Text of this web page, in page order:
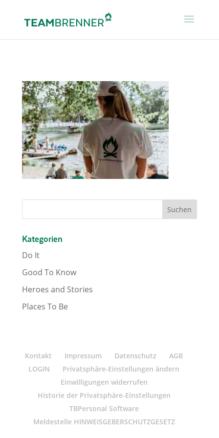
Kategorien
Do It
Good To Know
Heroes and Stories
Places To Be
Kontakt Impressum Datenschutz
AGB
LOGIN
Privatsphäre-Einstellungen ändern
Einwilligungen widerrufen
Historie der Privatsphäre-Einstellungen
TBPersonal Software
Meldestelle HINWEISGEBERSCHUTZGESETZ